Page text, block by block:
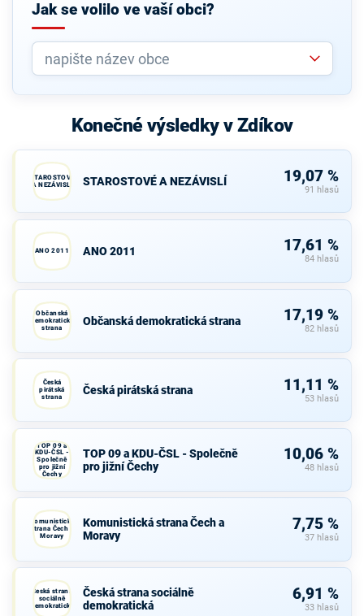
Jak se volilo ve vaší obci?
Konečné výsledky v Zdíkov
STAROSTOVÉ
A NEZÁVISLÍ
STAROSTOVÉ A NEZÁVISLÍ 19,07 %
91 hlasů
ANO 2011 ANO 2011 17,61 %
84 hlasů
Občanská
demokratická
strana
Občanská demokratická strana 17,19 %
82 hlasů
Česká
pirátská
strana
Česká pirátská strana 11,11 %
53 hlasů
TOP 09 a
KDU-ČSL -
Společně
pro jižní
Čechy
TOP 09 a KDU-ČSL - Společně
pro jižní Čechy
10,06 %
48 hlasů
Komunistická
strana Čech a
Moravy
Komunistická strana Čech a
Moravy
7,75 %
37 hlasů
Česká strana
sociálně
demokratická
Česká strana sociálně
demokratická
6,91 %
33 hlasů